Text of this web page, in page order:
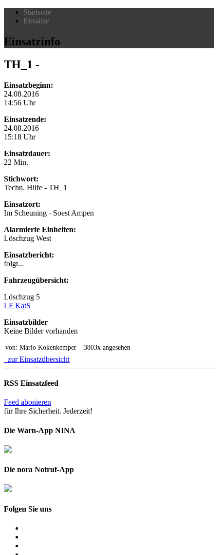
Startseite
Einsätze
Einsatzinfo
TH_1 -
Einsatzbeginn:
24.08.2016
14:56 Uhr
Einsatzende:
24.08.2016
15:18 Uhr
Einsatzdauer:
22 Min.
Stichwort:
Techn. Hilfe - TH_1
Einsatzort:
Im Scheuning - Soest Ampen
Alarmierte Einheiten:
Löschzug West
Einsatzbericht:
folgt...
Fahrzeugübersicht:
Löschzug 5
LF KatS
Einsatzbilder
Keine Bilder vorhanden
von: Mario Kokenkemper 3803x angesehen
zur Einsatzübersicht
RSS Einsatzfeed
Feed abonieren
für Ihre Sicherheit. Jederzeit!
Die Warn-App NINA
Die nora Notruf-App
Folgen Sie uns